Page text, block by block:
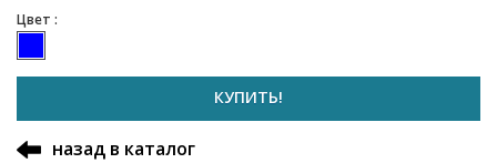
Цвет :
КУПИТЬ!
назад в каталог